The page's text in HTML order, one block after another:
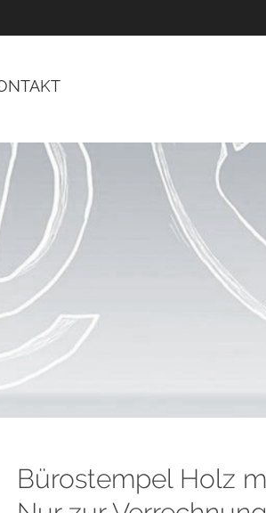
Bürostempel Holz